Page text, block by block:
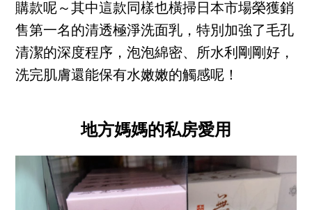
購款呢～其中這款同樣也橫掃日本市場榮獲銷
售第一名的清透極淨洗面乳，特別加強了毛孔
清潔的深度程序，泡泡綿密、所水利剛剛好，
洗完肌膚還能保有水嫩嫩的觸感呢！
地方媽媽的私房愛用